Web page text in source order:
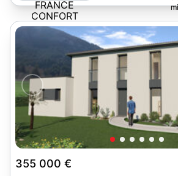
CONFORT
355 000 €